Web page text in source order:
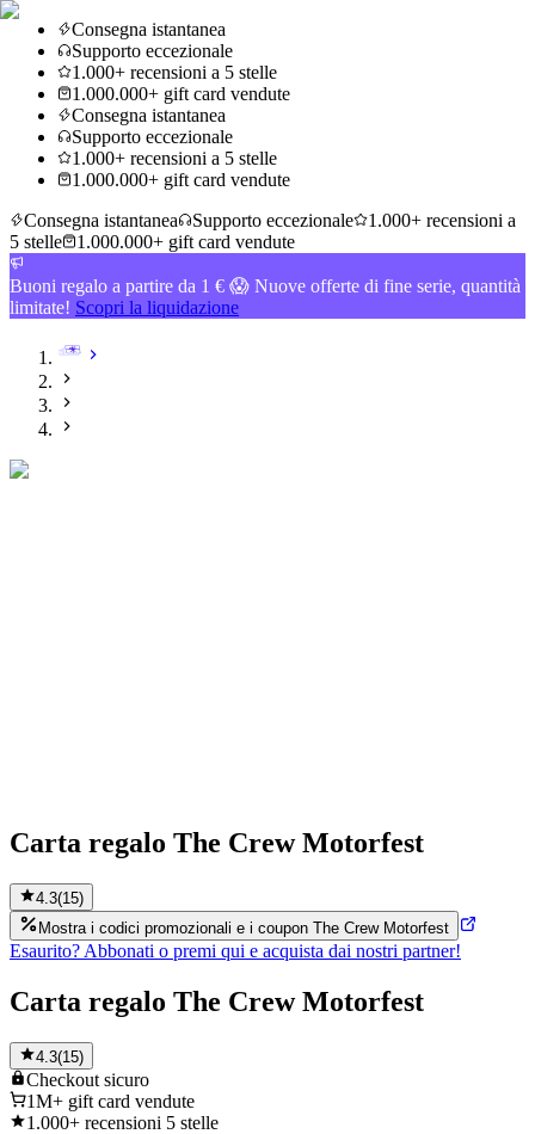
Consegna istantanea
Supporto eccezionale
1.000+ recensioni a 5 stelle
1.000.000+ gift card vendute
Consegna istantanea
Supporto eccezionale
1.000+ recensioni a 5 stelle
1.000.000+ gift card vendute
Consegna istantanea
Supporto eccezionale
1.000+ recensioni a
5 stelle
1.000.000+ gift card vendute
Buoni regalo a partire da 1 € 😱 Nuove offerte di fine serie, quantità
limitate! Scopri la liquidazione
Carta regalo The Crew Motorfest
4.3(15)
Mostra i codici promozionali e i coupon The Crew Motorfest
Esaurito? Abbonati o premi qui e acquista dai nostri partner!
Carta regalo The Crew Motorfest
4.3(15)
Checkout sicuro
1M+ gift card vendute
1.000+ recensioni 5 stelle